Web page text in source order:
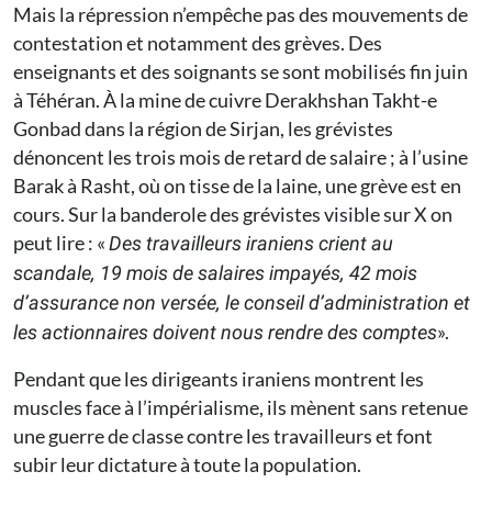
Mais la répression n’empêche pas des mouvements de
contestation et notamment des grèves. Des
enseignants et des soignants se sont mobilisés fin juin
à Téhéran. À la mine de cuivre Derakhshan Takht-e
Gonbad dans la région de Sirjan, les grévistes
dénoncent les trois mois de retard de salaire ; à l’usine
Barak à Rasht, où on tisse de la laine, une grève est en
cours. Sur la banderole des grévistes visible sur X on
peut lire : «Des travailleurs iraniens crient au
scandale, 19 mois de salaires impayés, 42 mois
d’assurance non versée, le conseil d’administration et
les actionnaires doivent nous rendre des comptes».
Pendant que les dirigeants iraniens montrent les
muscles face à l’impérialisme, ils mènent sans retenue
une guerre de classe contre les travailleurs et font
subir leur dictature à toute la population.